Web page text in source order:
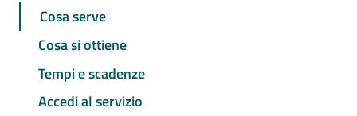
Cosa serve
Cosa si ottiene
Tempi e scadenze
Accedi al servizio